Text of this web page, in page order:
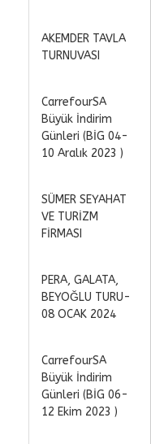
AKEMDER TAVLA
TURNUVASI
CarrefourSA
Büyük İndirim
Günleri (BİG 04-
10 Aralık 2023 )
SÜMER SEYAHAT
VE TURİZM
FİRMASI
PERA, GALATA,
BEYOĞLU TURU-
08 OCAK 2024
CarrefourSA
Büyük İndirim
Günleri (BİG 06-
12 Ekim 2023 )